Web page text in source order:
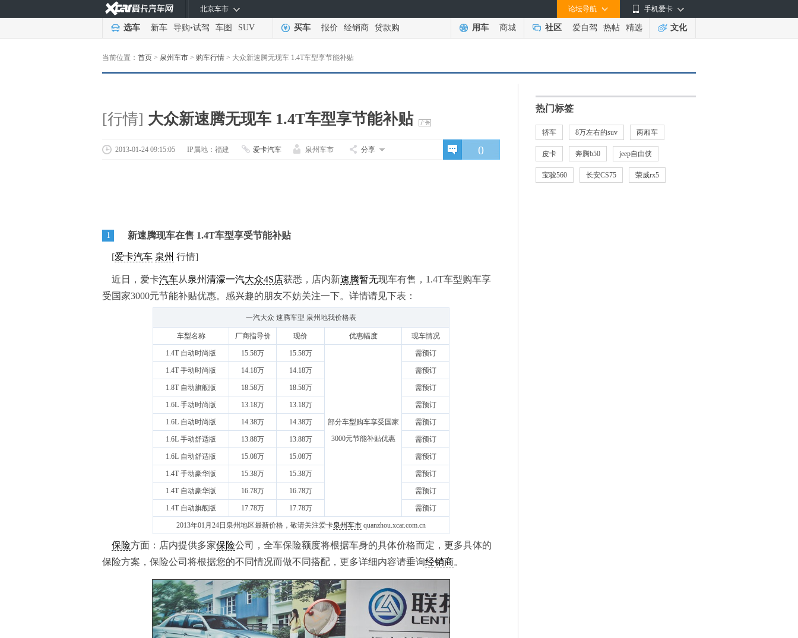
手机爱卡
论坛导航
北京车市
选车 新车 导购•试驾 车图 SUV 买车 报价 经销商 贷款购 用车 商城 社区 爱自驾 热帖 精选 文化
当前位置： 首页 > 泉州车市 > 购车行情 > 大众新速腾无现车 1.4T车型享节能补贴
[行情] 大众新速腾无现车 1.4T车型享节能补贴
0
2013-01-24 09:15:05 IP属地：福建 爱卡汽车 泉州车市 分享
1 新速腾现车在售 1.4T车型享受节能补贴
[爱卡汽车 泉州 行情]
近日，爱卡汽车从泉州清濛一汽大众4S店获悉，店内新速腾暂无现车有售，1.4T车型购车享
受国家3000元节能补贴优惠。感兴趣的朋友不妨关注一下。详情请见下表：
一汽大众 速腾车型 泉州地我价格表
车型名称 厂商指导价 现价 优惠幅度 现车情况
1.4T 自动时尚版 15.58万 15.58万
部分车型购车享受国家
3000元节能补贴优惠
需预订
1.4T 手动时尚版 14.18万 14.18万 需预订
1.8T 自动旗舰版 18.58万 18.58万 需预订
1.6L 手动时尚版 13.18万 13.18万 需预订
1.6L 自动时尚版 14.38万 14.38万 需预订
1.6L 手动舒适版 13.88万 13.88万 需预订
1.6L 自动舒适版 15.08万 15.08万 需预订
1.4T 手动豪华版 15.38万 15.38万 需预订
1.4T 自动豪华版 16.78万 16.78万 需预订
1.4T 自动旗舰版 17.78万 17.78万 需预订
2013年01月24日泉州地区最新价格，敬请关注爱卡泉州车市 quanzhou.xcar.com.cn
保险方面：店内提供多家保险公司，全车保险额度将根据车身的具体价格而定，更多具体的
保险方案，保险公司将根据您的不同情况而做不同搭配，更多详细内容请垂询经销商。
热门标签
轿车 8万左右的suv 两厢车
皮卡 奔腾b50 jeep自由侠
宝骏560 长安CS75 荣威rx5